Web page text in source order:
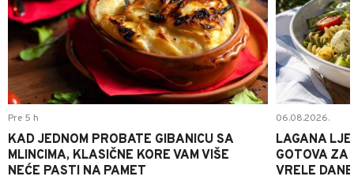
Pre 5 h
KAD JEDNOM PROBATE GIBANICU SA
MLINCIMA, KLASIČNE KORE VAM VIŠE
NEĆE PASTI NA PAMET
06.08.2026.
LAGANA
GOTOVA ZA
VRELE DANE